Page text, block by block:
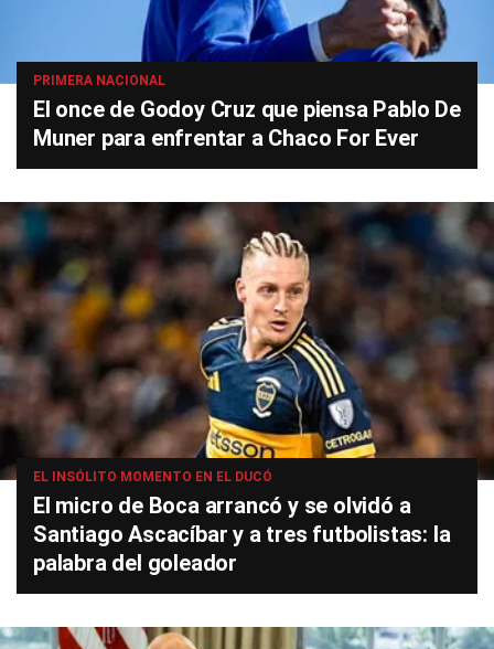
PRIMERA NACIONAL
El once de Godoy Cruz que piensa Pablo De
Muner para enfrentar a Chaco For Ever
EL INSÓLITO MOMENTO EN EL DUCÓ
El micro de Boca arrancó y se olvidó a
Santiago Ascacíbar y a tres futbolistas: la
palabra del goleador